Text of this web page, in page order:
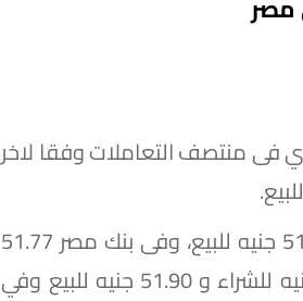
2026 أمام الجنيه المصري فى منتصف التعاملات وفقا لاخر
و سجل سعر الدولار اليوم بالبنك الأهلى 51.77 جنيه للشراء 51.87 جنيه للبيع، وفى بنك مصر 51.77
جنيه للشراء 51.87 جنيه للبيع، وفي بنك القاهرة سجل 51.80 جنيه للشراء و 51.90 جنيه للبيع وفي